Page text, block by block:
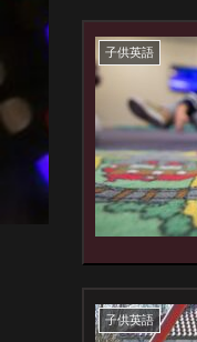
子供英語
子供英語